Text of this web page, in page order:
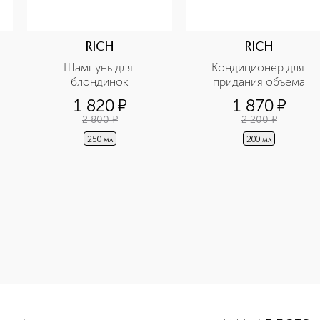
RICH
Шампунь для
блондинок
1 820¤
2 800 ¤
250 мл
RICH
Кондиционер для
придания объема
1 870¤
2 200 ¤
200 мл